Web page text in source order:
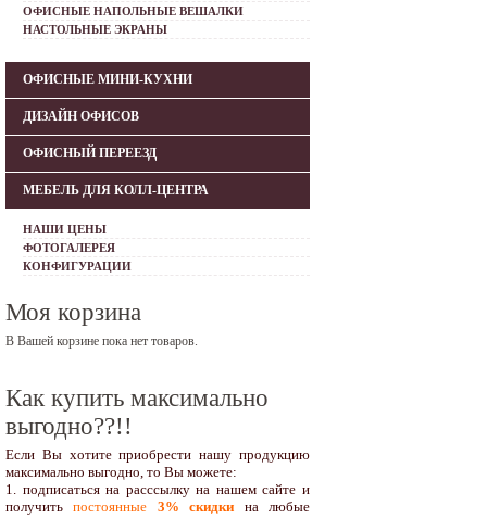
ОФИСНЫЕ НАПОЛЬНЫЕ ВЕШАЛКИ
НАСТОЛЬНЫЕ ЭКРАНЫ
ОФИСНЫЕ МИНИ-КУХНИ
ДИЗАЙН ОФИСОВ
ОФИСНЫЙ ПЕРЕЕЗД
МЕБЕЛЬ ДЛЯ КОЛЛ-ЦЕНТРА
НАШИ ЦЕНЫ
ФОТОГАЛЕРЕЯ
КОНФИГУРАЦИИ
Моя корзина
В Вашей корзине пока нет товаров.
Как купить максимально
выгодно??!!
Если Вы хотите приобрести нашу продукцию
максимально выгодно, то Вы можете:
1. подписаться на расссылку на нашем сайте и
получитьпостоянные 3% скидки на любые